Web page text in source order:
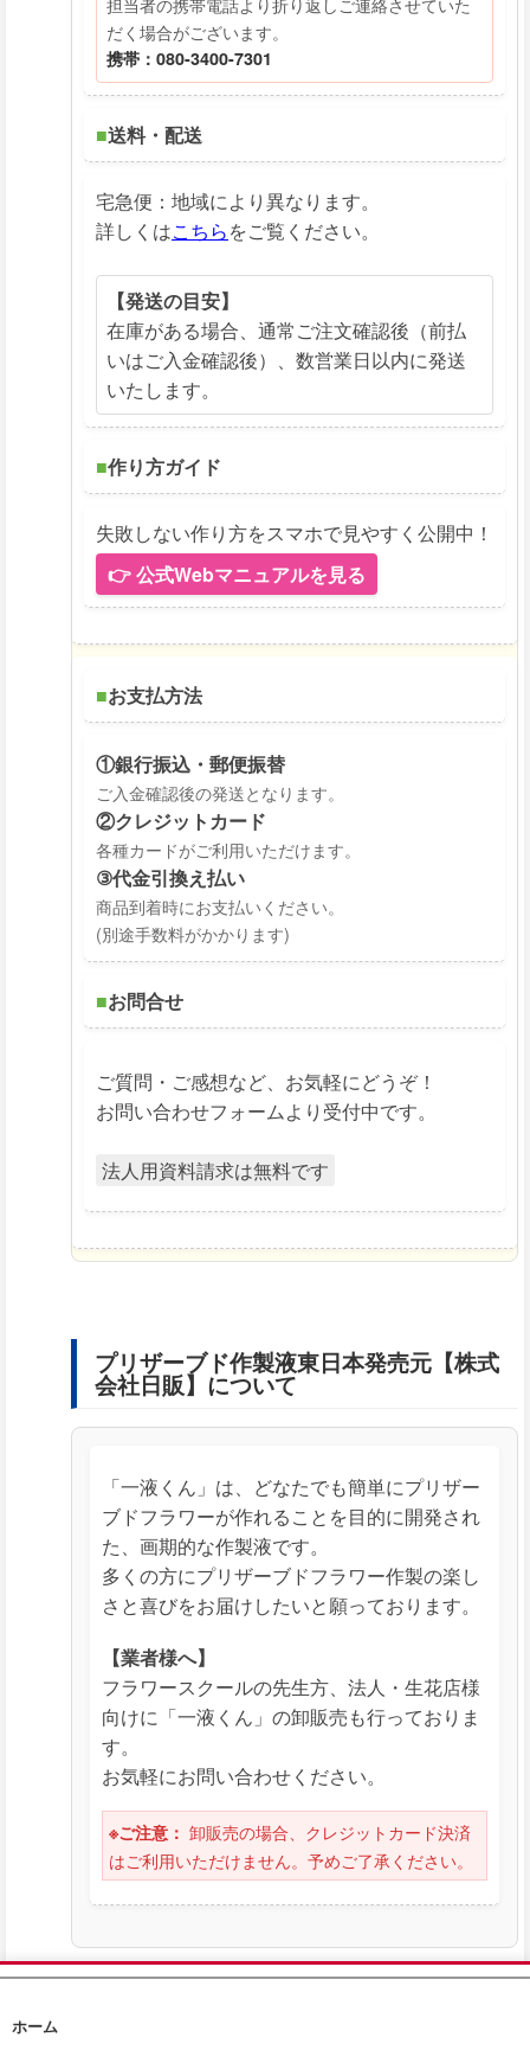
ホーム
だく場合がございます。
携帯：080-3400-7301
■送料・配送
宅急便：地域により異なります。
詳しくはこちらをご覧ください。
【発送の目安】
在庫がある場合、通常ご注文確認後（前払
いはご入金確認後）、数営業日以内に発送
いたします。
■作り方ガイド
失敗しない作り方をスマホで見やすく公開中！
👉 公式Webマニュアルを見る
■お支払方法
①銀行振込・郵便振替
ご入金確認後の発送となります。
②クレジットカード
各種カードがご利用いただけます。
③代金引換え払い
商品到着時にお支払いください。
(別途手数料がかかります)
■お問合せ
ご質問・ご感想など、お気軽にどうぞ！
お問い合わせフォームより受付中です。
法人用資料請求は無料です
プリザーブド作製液東日本発売元【株式
会社日販】について
「一液くん」は、どなたでも簡単にプリザー
ブドフラワーが作れることを目的に開発され
た、画期的な作製液です。
多くの方にプリザーブドフラワー作製の楽し
さと喜びをお届けしたいと願っております。
【業者様へ】
フラワースクールの先生方、法人・生花店様
向けに「一液くん」の卸販売も行っておりま
す。
お気軽にお問い合わせください。
※ご注意： 卸販売の場合、クレジットカード決済
はご利用いただけません。予めご了承ください。
ホーム